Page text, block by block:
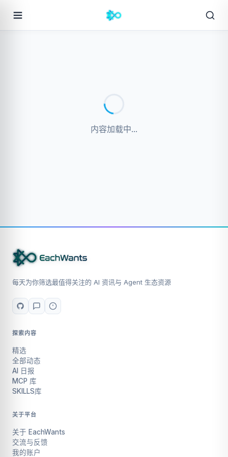
内容加载中...
每天为你筛选最值得关注的 AI 资讯与 Agent 生态资源
探索内容
精选
全部动态
AI 日报
MCP 库
SKILLS库
关于平台
关于 EachWants
交流与反馈
我的账户